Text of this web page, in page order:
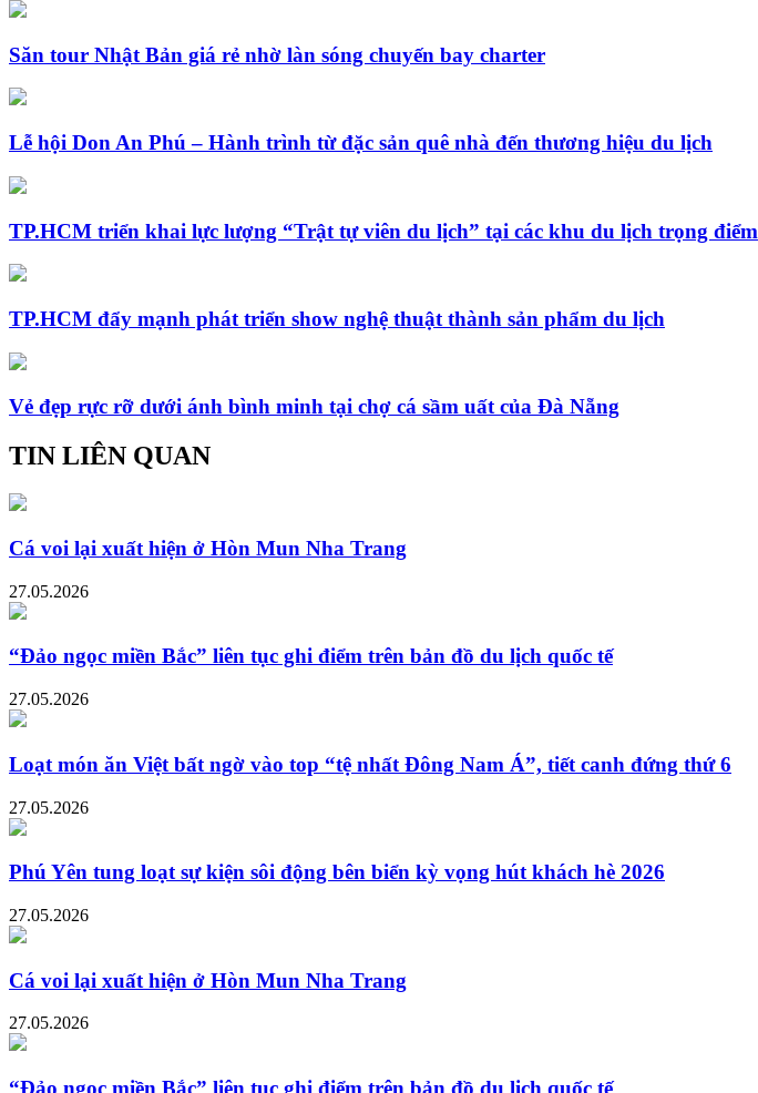
Săn tour Nhật Bản giá rẻ nhờ làn sóng chuyến bay charter
Lễ hội Don An Phú – Hành trình từ đặc sản quê nhà đến thương hiệu du lịch
TP.HCM triển khai lực lượng “Trật tự viên du lịch” tại các khu du lịch trọng điểm
TP.HCM đẩy mạnh phát triển show nghệ thuật thành sản phẩm du lịch
Vẻ đẹp rực rỡ dưới ánh bình minh tại chợ cá sầm uất của Đà Nẵng
TIN LIÊN QUAN
Cá voi lại xuất hiện ở Hòn Mun Nha Trang
27.05.2026
“Đảo ngọc miền Bắc” liên tục ghi điểm trên bản đồ du lịch quốc tế
27.05.2026
Loạt món ăn Việt bất ngờ vào top “tệ nhất Đông Nam Á”, tiết canh đứng thứ 6
27.05.2026
Phú Yên tung loạt sự kiện sôi động bên biển kỳ vọng hút khách hè 2026
27.05.2026
Cá voi lại xuất hiện ở Hòn Mun Nha Trang
27.05.2026
“Đảo ngọc miền Bắc” liên tục ghi điểm trên bản đồ du lịch quốc tế